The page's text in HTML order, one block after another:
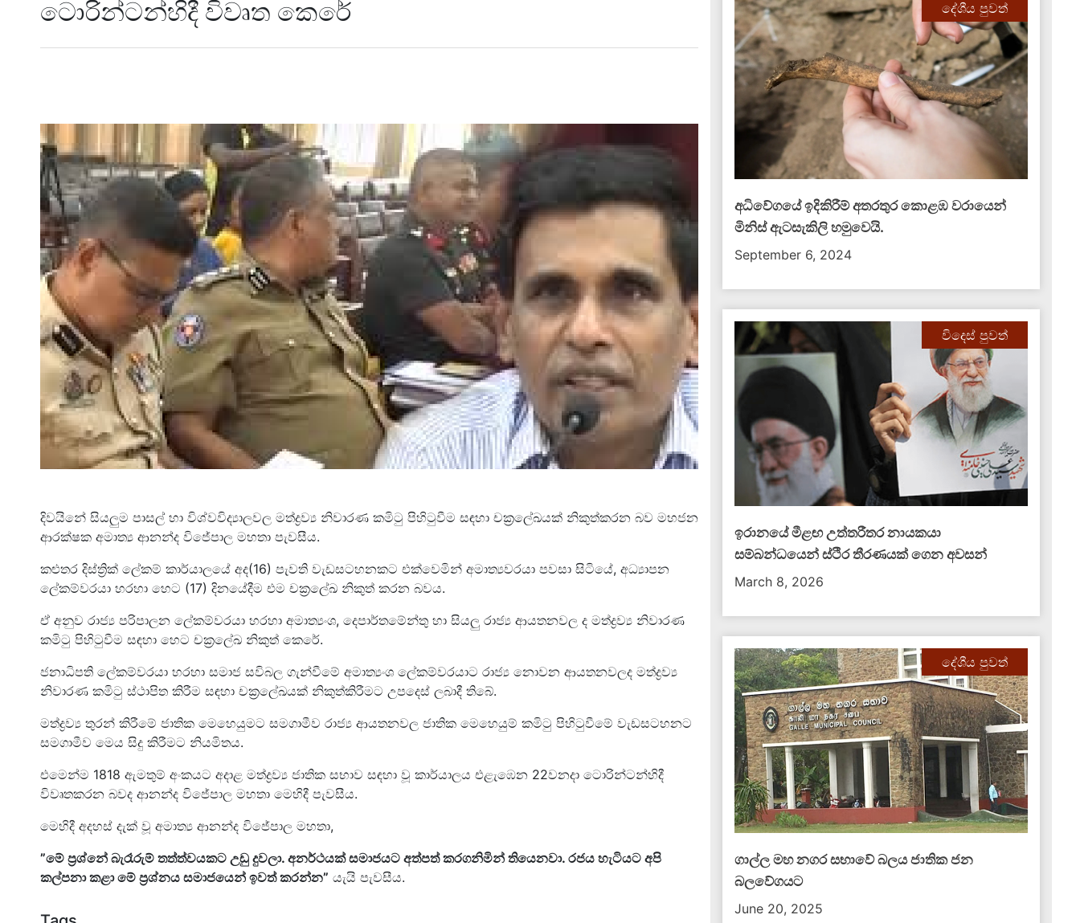
ටොරින්ටන්හිදී විවෘත කෙරේ
දිවයිනේ සියලුම පාසල් හා විශ්වවිද්‍යාලවල මත්ද්‍රව්‍ය නිවාරණ කමිටු පිහිටුවීම සඳහා චක්‍රලේඛයක් නිකුත්කරන බව මහජන
ආරක්ෂක අමාත්‍ය ආනන්ද විජේපාල මහතා පැවසීය.
කළුතර දිස්ත්‍රික් ලේකම් කාර්යාලයේ අද(16) පැවති වැඩසටහනකට එක්වෙමින් අමාත්‍යවරයා පවසා සිටියේ, අධ්‍යාපන
ලේකම්වරයා හරහා හෙට (17) දිනයේදීම එම චක්‍රලේඛ නිකුත් කරන බවය.
ඒ අනුව රාජ්‍ය පරිපාලන ලේකම්වරයා හරහා අමාත්‍යංශ, දෙපාර්තමේන්තු හා සියලු රාජ්‍ය ආයතනවල ද මත්ද්‍රව්‍ය නිවාරණ
කමිටු පිහිටුවීම සඳහා හෙට චක්‍රලේඛ නිකුත් කෙරේ.
ජනාධිපති ලේකම්වරයා හරහා සමාජ සවිබල ගැන්වීමේ අමාත්‍යංශ ලේකම්වරයාට රාජ්‍ය නොවන ආයතනවලද මත්ද්‍රව්‍ය
නිවාරණ කමිටු ස්ථාපිත කිරීම සඳහා චක්‍රලේඛයක් නිකුත්කිරීමට උපදෙස් ලබාදී තිබේ.
මත්ද්‍රව්‍ය තුරන් කිරීමේ ජාතික මෙහෙයුමට සමගාමීව රාජ්‍ය ආයතනවල ජාතික මෙහෙයුම් කමිටු පිහිටුවීමේ වැඩසටහනට
සමගාමීව මෙය සිදු කිරීමට නියමිතය.
එමෙන්ම 1818 ඇමතුම් අංකයට අදාළ මත්ද්‍රව්‍ය ජාතික සභාව සඳහා වූ කාර්යාලය එළැඹෙන 22වනදා ටොරින්ටන්හිදී
විවෘතකරන බවද ආනන්ද විජේපාල මහතා මෙහිදී පැවසීය.
මෙහිදී අදහස් දැක් වූ අමාත්‍ය ආනන්ද විජේපාල මහතා,
”මේ ප්‍රශ්නේ බැරෑරුම් තත්ත්වයකට උඩු දුවලා. අනර්ථයක් සමාජයට අත්පත් කරගනිමින් තියෙනවා. රජය හැටියට අපි
කල්පනා කළා මේ ප්‍රශ්නය සමාජයෙන් ඉවත් කරන්න” යැයි පැවසීය.
දේශීය පුවත්
අධිවේගයේ ඉදිකිරීම් අතරතුර කොළඹ වරායෙන්
මිනිස් ඇටසැකිලි හමුවෙයි.
September 6, 2024
විදෙස් පුවත්
ඉරානයේ මීළඟ උත්තරීතර නායකයා
සම්බන්ධයෙන් ස්ථිර තීරණයක් ගෙන අවසන්
March 8, 2026
දේශීය පුවත්
ගාල්ල මහ නගර සභාවේ බලය ජාතික ජන
බලවේගයට
June 20, 2025